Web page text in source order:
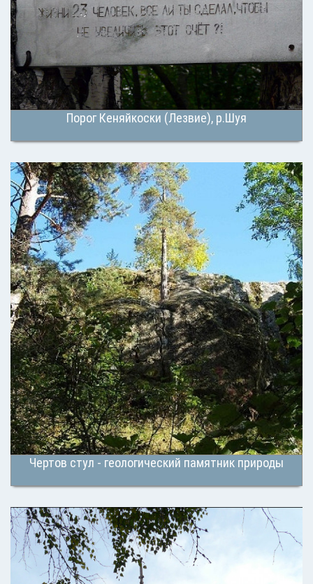
Порог Кеняйкоски (Лезвие), р.Шуя
Чертов стул - геологический памятник природы